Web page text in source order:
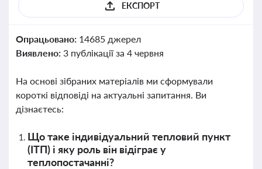
ЕКСПОРТ
Опрацьовано: 14685 джерел
Виявлено: 3 публікації за 4 червня
На основі зібраних матеріалів ми сформували
короткі відповіді на актуальні запитання. Ви
дізнаєтесь:
Що таке індивідуальний тепловий пункт
(ІТП) і яку роль він відіграє у
теплопостачанні?